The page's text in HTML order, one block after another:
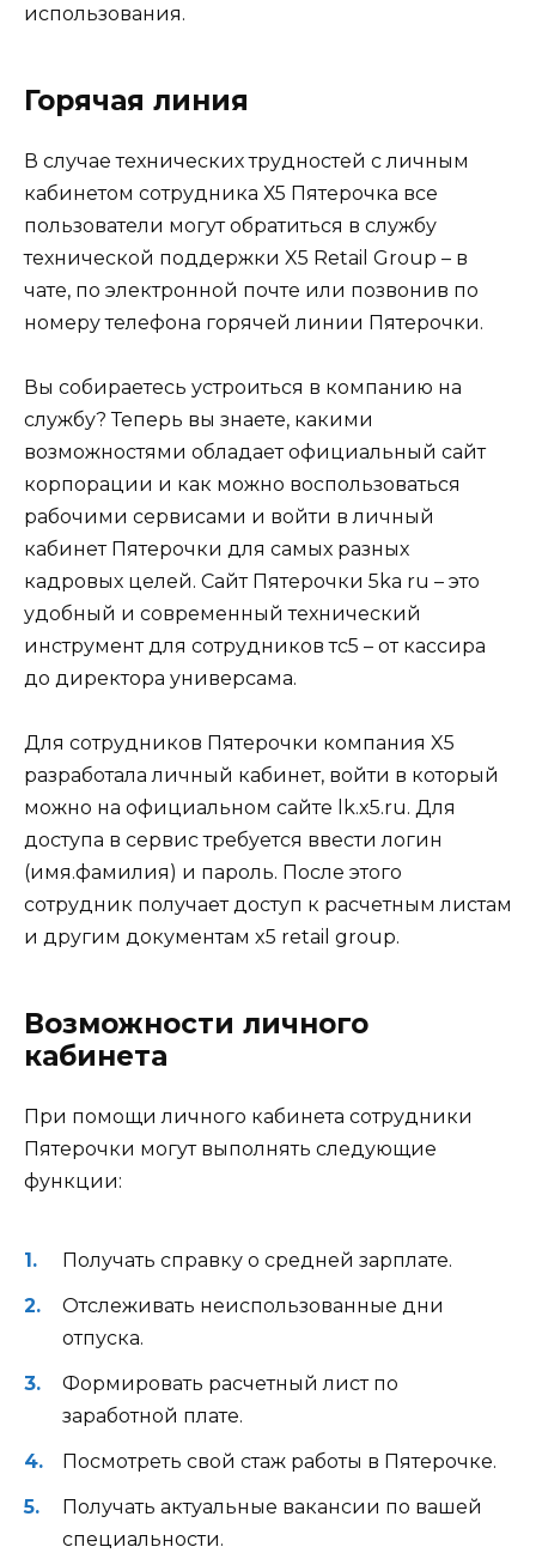
использования.
Горячая линия
В случае технических трудностей с личным
кабинетом сотрудника Х5 Пятерочка все
пользователи могут обратиться в службу
технической поддержки X5 Retail Group – в
чате, по электронной почте или позвонив по
номеру телефона горячей линии Пятерочки.
Вы собираетесь устроиться в компанию на
службу? Теперь вы знаете, какими
возможностями обладает официальный сайт
корпорации и как можно воспользоваться
рабочими сервисами и войти в личный
кабинет Пятерочки для самых разных
кадровых целей. Сайт Пятерочки 5ka ru – это
удобный и современный технический
инструмент для сотрудников тс5 – от кассира
до директора универсама.
Для сотрудников Пятерочки компания X5
разработала личный кабинет, войти в который
можно на официальном сайте lk.x5.ru. Для
доступа в сервис требуется ввести логин
(имя.фамилия) и пароль. После этого
сотрудник получаетдоступ к расчетным листам
и другим документам x5 retail group.
Возможности личного
кабинета
При помощи личного кабинета сотрудники
Пятерочки могут выполнять следующие
функции:
Получать справку о средней зарплате.
Отслеживать неиспользованные дни
отпуска.
Формировать расчетный лист по
заработной плате.
Посмотреть свой стаж работы в Пятерочке.
Получать актуальные вакансии по вашей
специальности.